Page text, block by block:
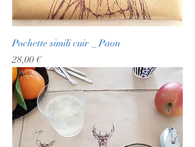
Pochette simili cuir _ Paon
Prix
28,00 €